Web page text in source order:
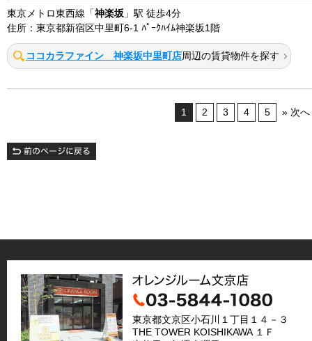
東京メトロ東西線「 神楽坂 」駅 徒歩4分
住所：東京都新宿区中里町6-1 ﾊﾟｰｸﾊｲﾑ神楽坂1階
ココカラファイン 神楽坂中里町店周辺の賃貸物件を探す
1 2 3 4 5 » 次へ
東京都文京区小石川１丁目１４－３
THE TOWER KOISHIKAWA １Ｆ